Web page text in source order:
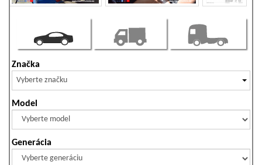
Značka
Vyberte značku
Model
Generácia